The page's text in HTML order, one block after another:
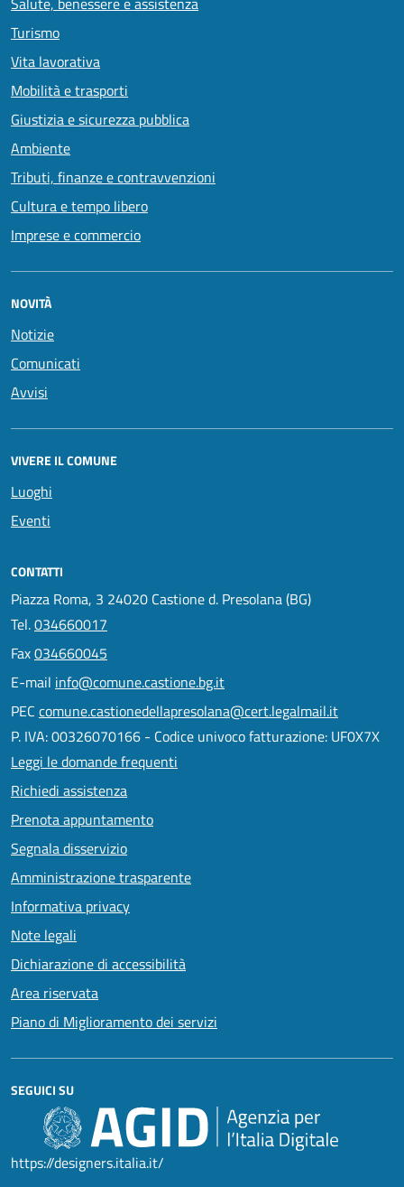
Turismo
Vita lavorativa
Mobilità e trasporti
Giustizia e sicurezza pubblica
Ambiente
Tributi, finanze e contravvenzioni
Cultura e tempo libero
Imprese e commercio
NOVITÀ
Notizie
Comunicati
Avvisi
VIVERE IL COMUNE
Luoghi
Eventi
CONTATTI
Piazza Roma, 3 24020 Castione d. Presolana (BG)
Tel.034660017
Fax034660045
E-mail info@comune.castione.bg.it
PEC comune.castionedellapresolana@cert.legalmail.it
P. IVA: 00326070166 - Codice univoco fatturazione: UF0X7X
Leggi le domande frequenti
Richiedi assistenza
Prenota appuntamento
Segnala disservizio
Amministrazione trasparente
Informativa privacy
Note legali
Dichiarazione di accessibilità
Area riservata
Piano di Miglioramento dei servizi
SEGUICI SU
https://designers.italia.it/